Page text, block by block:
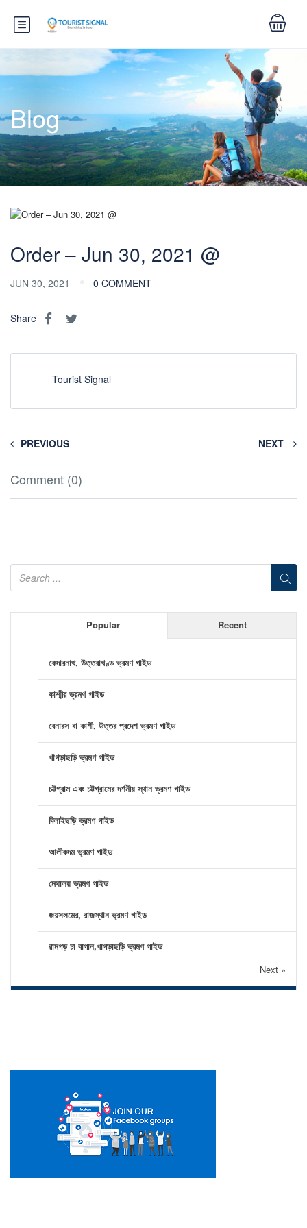
Blog
Order – Jun 30, 2021 @
JUN 30, 2021 0 COMMENT
Share
Tourist Signal
PREVIOUS NEXT
Comment (0)
Popular Recent
কেদারনাথ, উত্তরাখণ্ড ভ্রমণ গাইড
কাশ্মীর ভ্রমণ গাইড
বেনারস বা কাশী, উত্তর প্রদেশ ভ্রমণ গাইড
খাগড়াছড়ি ভ্রমণ গাইড
চট্টগ্রাম এবং চট্টগ্রামের দর্শনীয় স্থান ভ্রমণ গাইড
বিলাইছড়ি ভ্রমণ গাইড
আলীকদম ভ্রমণ গাইড
মেঘালয় ভ্রমণ গাইড
জয়সলমের, রাজস্থান ভ্রমণ গাইড
রামগড় চা বাগান,খাগড়াছড়ি ভ্রমণ গাইড
Next »